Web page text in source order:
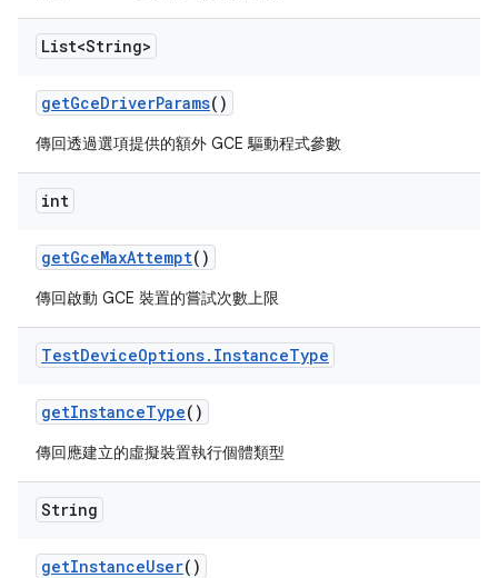
List<String>
getGceDriverParams()
傳回透過選項提供的額外 GCE 驅動程式參數
int
getGceMaxAttempt()
傳回啟動 GCE 裝置的嘗試次數上限
TestDeviceOptions. InstanceType
getInstanceType()
傳回應建立的虛擬裝置執行個體類型
String
getInstanceUser()